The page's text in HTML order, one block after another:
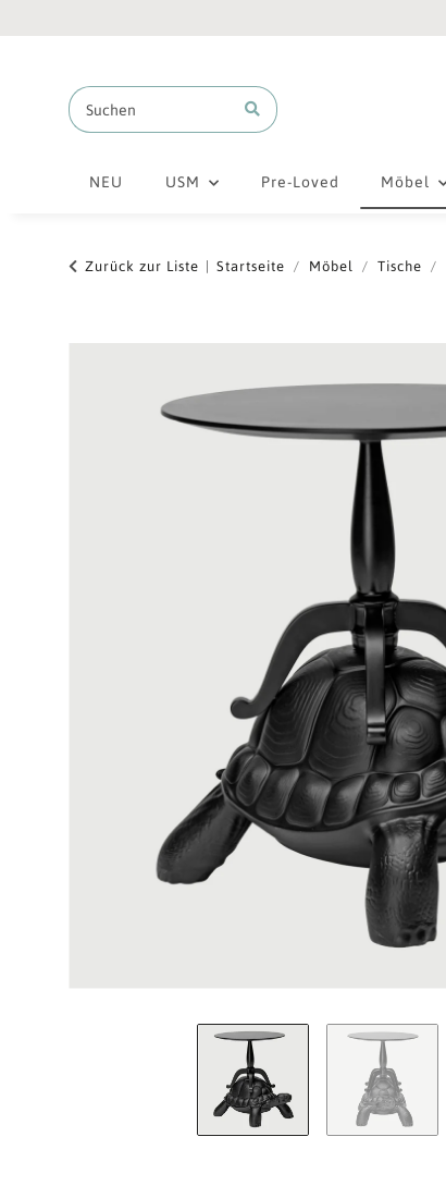
NEU USM Pre-Loved Möbel
Zurück zur Liste Startseite Möbel Tische